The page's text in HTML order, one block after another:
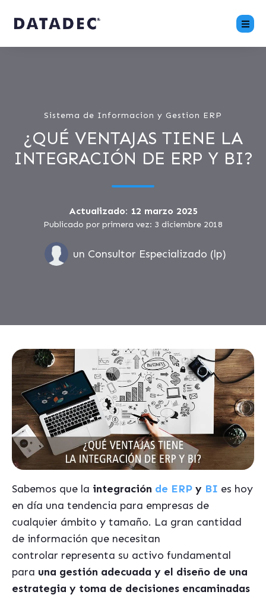
Sistema de Informacion y Gestion ERP
¿QUÉ VENTAJAS TIENE LA
INTEGRACIÓN DE ERP Y BI?
Actualizado: 12 marzo 2025
Publicado por primera vez: 3 diciembre 2018
un Consultor Especializado (lp)
Sabemos que la integración de ERP y BI es hoy
en día una tendencia para empresas de
cualquier ámbito y tamaño. La gran cantidad
de información que necesitan
controlar representa su activo fundamental
para una gestión adecuada y el diseño de una
estrategia y toma de decisiones encaminadas